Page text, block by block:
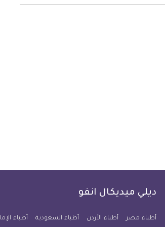
ديلي ميديكال انفو
أطباء مصر أطباء الأردن أطباء السعودية أطباء